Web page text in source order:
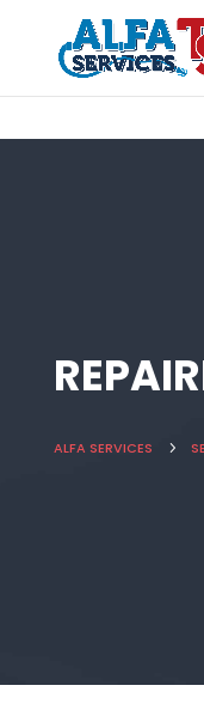
ALFA SERVICES 5